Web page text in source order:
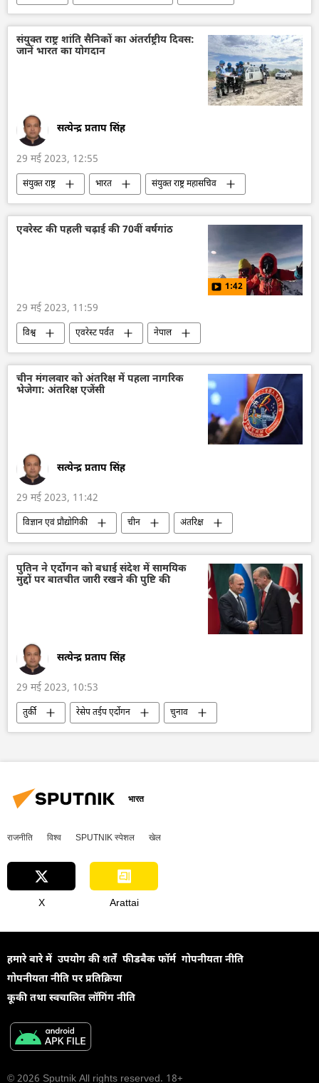
विडिओ और मोबाइल गेम
मनोरंजन
ऑफबीट
संयुक्त राष्ट्र शांति सैनिकों का अंतर्राष्ट्रीय दिवस:
जानें भारत का योगदान
सत्येन्द्र प्रताप सिंह
29 मई 2023, 12:55
संयुक्त राष्ट्र भारत
संयुक्त राष्ट्र महासचिव
संयुक्त राष्ट्र शांति सैनिक
एंटोनियो गुटेरेस
एस. जयशंकर
Explainers
एवरेस्ट की पहली चढ़ाई की 70वीं वर्षगांठ
1:42
29 मई 2023, 11:59
विश्व एवरेस्ट पर्वत
नेपाल
मनोरंजन
चीन मंगलवार को अंतरिक्ष में पहला नागरिक
भेजेगा: अंतरिक्ष एजेंसी
सत्येन्द्र प्रताप सिंह
29 मई 2023, 11:42
विज्ञान एवं प्रौद्योगिकी चीन
अंतरिक्ष
अंतरिक्ष उद्योग
अंतरिक्ष अनुसंधान
शी जिनपिंग
पुतिन ने एर्दोगन को बधाई संदेश में सामयिक
मुद्दों पर बातचीत जारी रखने की पुष्टि की
सत्येन्द्र प्रताप सिंह
29 मई 2023, 10:53
तुर्की रेसेप तईप एर्दोगन
चुनाव
व्लादिमीर पुतिन
रूस
भारत
राजनीति विश्व SPUTNIK स्पेशल खेल
X Arattai
हमारे बारे में उपयोग की शर्तें फीडबैक फॉर्म गोपनीयता नीति
गोपनीयता नीति पर प्रतिक्रिया
कूकी तथा स्वचालित लॉगिंग नीति
© 2026 Sputnik All rights reserved. 18+